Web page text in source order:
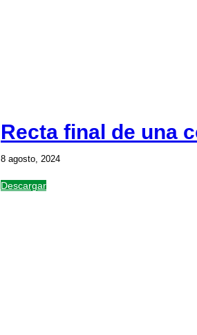
Recta final de una
8 agosto, 2024
Descargar